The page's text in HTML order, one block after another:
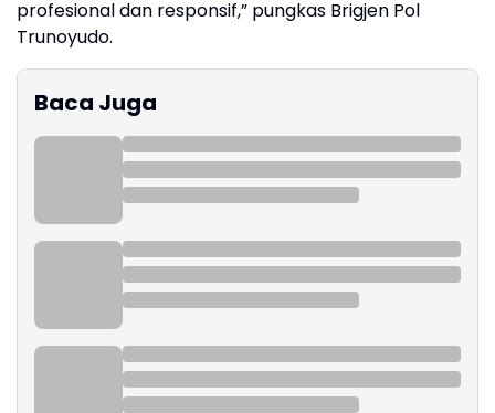
profesional dan responsif,” pungkas Brigjen Pol
Trunoyudo.
Baca Juga